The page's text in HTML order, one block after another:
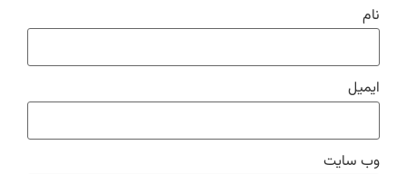
نام
ایمیل
وب‌ سایت